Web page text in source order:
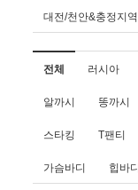
대전/천안&충정지역
전체 러시아
알까시 똥까시
스타킹 T팬티
가슴바디 힙바디